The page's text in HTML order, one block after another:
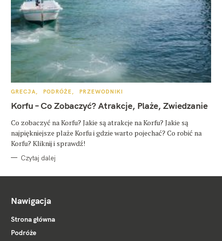
K
T
E
O
R
I
GRECJA PODRÓŻE PRZEWODNIKI
Korfu – Co Zobaczyć? Atrakcje, Plaże, Zwiedzanie
Co zobaczyć na Korfu? Jakie są atrakcje na Korfu? Jakie są
najpiękniejsze plaże Korfu i gdzie warto pojechać? Co robić na
Korfu? Kliknij i sprawdź!
Czytaj dalej
Nawigacja
Strona główna
Podróże